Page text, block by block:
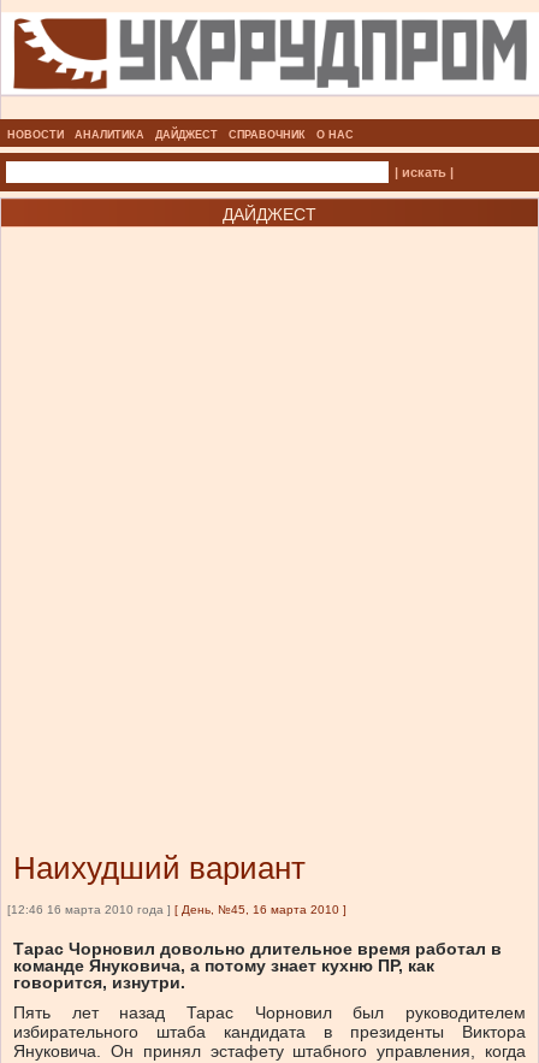
НОВОСТИ АНАЛИТИКА ДАЙДЖЕСТ СПРАВОЧНИК О НАС
| искать |
ДАЙДЖЕСТ
Наихудший вариант
[12:46 16 марта 2010 года ] [ День, №45, 16 марта 2010 ]
Тарас Чорновил довольно длительное время работал в
команде Януковича, а потому знает кухню ПР, как
говорится, изнутри.
Пять лет назад Тарас Чорновил был руководителем
избирательного штаба кандидата в президенты Виктора
Януковича. Он принял эстафету штабного управления, когда